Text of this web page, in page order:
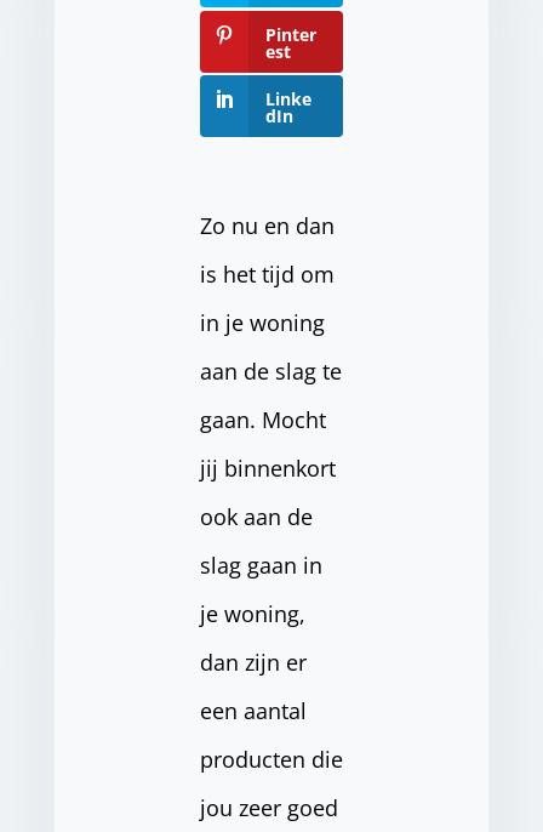
Pinter
est
Linke
dIn
Zo nu en dan
is het tijd om
in je woning
aan de slag te
gaan. Mocht
jij binnenkort
ook aan de
slag gaan in
je woning,
dan zijn er
een aantal
producten die
jou zeer goed